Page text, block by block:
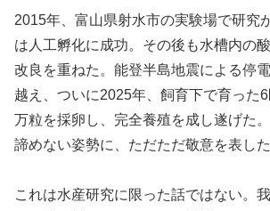
2015年、富山県射水市の実験場で研究
は人工孵化に成功。その後も水槽内の
改良を重ねた。能登半島地震による停
越え、ついに2025年、飼育下で育った
万粒を採卵し、完全養殖を成し遂げた。
諦めない姿勢に、ただただ敬意を表した
これは水産研究に限った話ではない。